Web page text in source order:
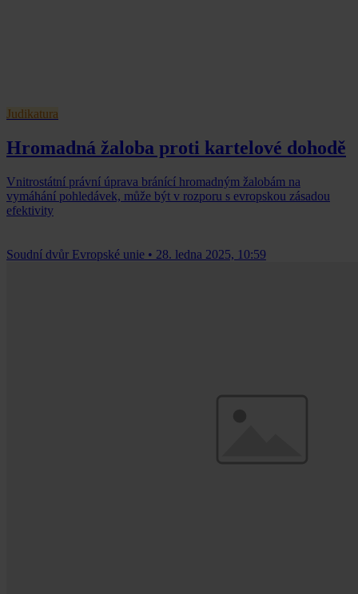
Judikatura
Hromadná žaloba proti kartelové dohodě
Vnitrostátní právní úprava bránící hromadným žalobám na
vymáhání pohledávek, může být v rozporu s evropskou zásadou
efektivity
Soudní dvůr Evropské unie • 28. ledna 2025, 10:59